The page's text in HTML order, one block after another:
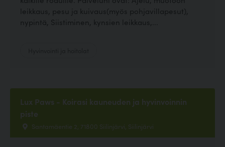
leikkaus, pesu ja kuivaus(myös pohjavillapesut),
nypintä, Siistiminen, kynsien leikkaus,...
Lux Paws - Koirasi kauneuden ja hyvinvoinnin
piste
Santamäentie 2, 71800 Siilinjärvi, Siilinjärvi